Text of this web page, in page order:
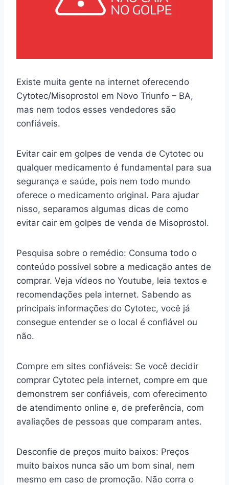
Existe muita gente na internet oferecendo
Cytotec/Misoprostol em Novo Triunfo – BA,
mas nem todos esses vendedores são
confiáveis.
Evitar cair em golpes de venda de Cytotec ou
qualquer medicamento é fundamental para sua
segurança e saúde, pois nem todo mundo
oferece o medicamento original. Para ajudar
nisso, separamos algumas dicas de como
evitar cair em golpes de venda de Misoprostol.
Pesquisa sobre o remédio: Consuma todo o
conteúdo possível sobre a medicação antes de
comprar. Veja vídeos no Youtube, leia textos e
recomendações pela internet. Sabendo as
principais informações do Cytotec, você já
consegue entender se o local é confiável ou
não.
Compre em sites confiáveis: Se você decidir
comprar Cytotec pela internet, compre em que
demonstrem ser confiáveis, com oferecimento
de atendimento online e, de preferência, com
avaliações de pessoas que comparam antes.
Desconfie de preços muito baixos: Preços
muito baixos nunca são um bom sinal, nem
mesmo em caso de promoção. Não corra o